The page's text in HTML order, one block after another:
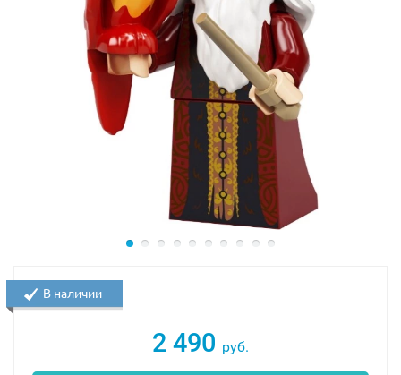
2 490 руб.
В наличии